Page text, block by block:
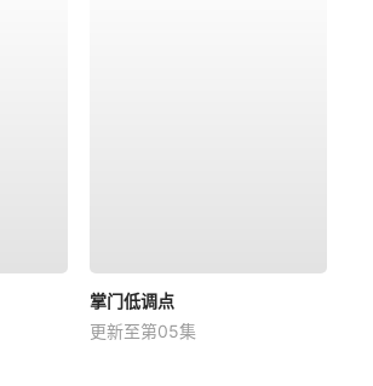
掌门低调点
更新至第05集